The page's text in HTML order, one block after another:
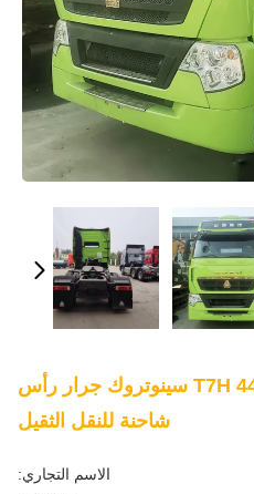
هوو T7H 440HP 540HP 6X4 سينوتروك جرار رأس
شاحنة للنقل الثقيل
الاسم التجاري: